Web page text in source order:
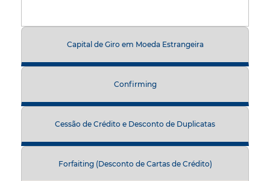
Capital de Giro em Moeda Estrangeira
Confirming
Cessão de Crédito e Desconto de Duplicatas
Forfaiting (Desconto de Cartas de Crédito)